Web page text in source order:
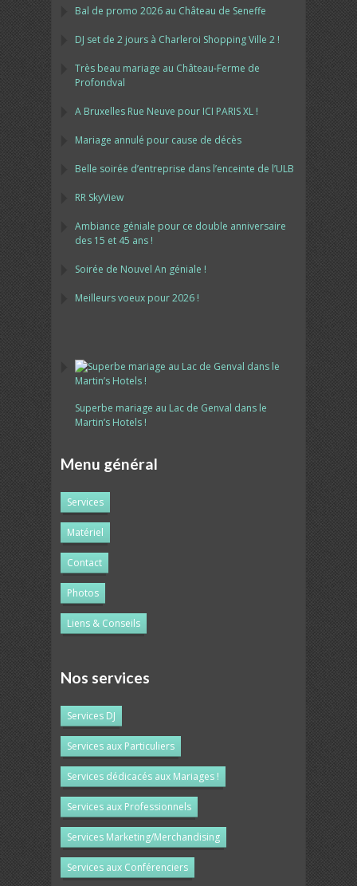
Bal de promo 2026 au Château de Seneffe
DJ set de 2 jours à Charleroi Shopping Ville 2 !
Très beau mariage au Château-Ferme de
Profondval
A Bruxelles Rue Neuve pour ICI PARIS XL !
Mariage annulé pour cause de décès
Belle soirée d’entreprise dans l’enceinte de l’ULB
RR SkyView
Ambiance géniale pour ce double anniversaire
des 15 et 45 ans !
Soirée de Nouvel An géniale !
Meilleurs voeux pour 2026 !
Superbe mariage au Lac de Genval dans le
Martin’s Hotels !
Menu général
Services
Matériel
Contact
Photos
Liens & Conseils
Nos services
Services DJ
Services aux Particuliers
Services dédicacés aux Mariages !
Services aux Professionnels
Services Marketing/Merchandising
Services aux Conférenciers